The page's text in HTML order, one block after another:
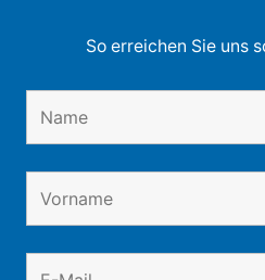
So erreichen Sie uns